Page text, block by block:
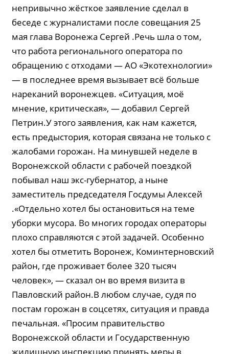
непривычно жёсткое заявление сделал в
беседе с журналистами после совещания 25
мая глава Воронежа Сергей .Речь шла о том,
что работа регионального оператора по
обращению с отходами — АО «Экотехнологии»
— в последнее время вызывает всё больше
нареканий воронежцев. «Ситуация, моё
мнение, критическая», — добавил Сергей
Петрин.У этого заявления, как нам кажется,
есть предыстория, которая связана не только с
жалобами горожан. На минувшей неделе в
Воронежской области с рабочей поездкой
побывал наш экс-губернатор, а ныне
заместитель председателя Госдумы Алексей
.«Отдельно хотел бы остановиться на теме
уборки мусора. Во многих городах операторы
плохо справляются с этой задачей. Особенно
хотел бы отметить Воронеж, Коминтерновский
район, где проживает более 320 тысяч
человек», — сказал он во время визита в
Павловский район.В любом случае, судя по
постам горожан в соцсетях, ситуация и правда
печальная. «Просим правительство
Воронежской области и Государственную